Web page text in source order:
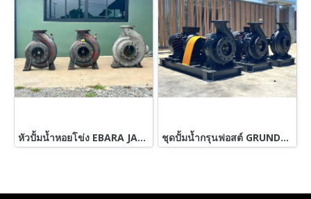
หัวปั้มน้ำหอยโข่ง EBARA JAPAN ใบพัดทองเหลือง ขนาด 8~6” เข้ามา 3 ตัว (ใช้กับ 60~75 HP) ชุดปั้มน้ำกรุนฟอสต์ GRUNDFOS ใบพัดทองเหลือง / ขนาดท่อ 8”~ 6” / มอเตอร์ 60 HP 380V